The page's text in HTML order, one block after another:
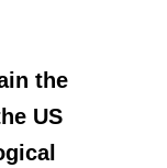
the
US